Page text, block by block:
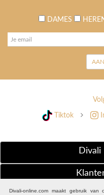
DAMES
Tiktok
Divali
Divali-online.com maakt gebruik van